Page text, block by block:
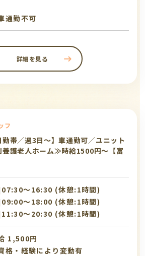
通勤不可
詳細を見る
フ
勤帯／週3日～】車通勤可／ユニット
護老人ホーム≫時給1500円～【富
〜16:30 (休憩:1時間)
〜18:00 (休憩:1時間)
〜20:30 (休憩:1時間)
1,500円
格・経験により変動有